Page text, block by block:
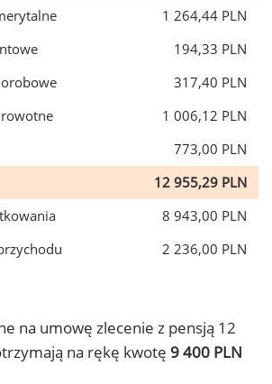
1 264,44 PLN
194,33 PLN
317,40 PLN
1 006,12 PLN
773,00 PLN
12 955,29 PLN
8 943,00 PLN
2 236,00 PLN
na umowę zlecenie z pensją 12
na rękę kwotę 9 400 PLN